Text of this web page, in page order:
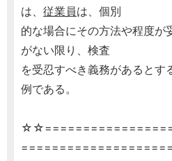
は、 従業員は、個別
的な場合にその方法や程度が
がない限り、検査
を受忍すべき義務があるとす
例である。